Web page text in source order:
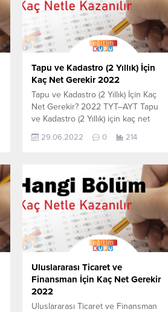
Tapu ve Kadastro (2 Yıllık) İçin
Kaç Net Gerekir 2022
Tapu ve Kadastro (2 Yıllık) İçin Kaç
Net Gerekir? 2022 TYT–AYT Tapu
ve Kadastro (2 Yıllık) için kaç net
yapmam gerekir sorusunun cevabını
aşağıdan öğrenebilirsiniz. Bu veriler
yerleşen öğrencilerin yapmış olduğu
netlerdir. YÖKATLAS YKS-TYT Net
Sihirbazı, YKS-TYT Net Sihirbazı.
Sayfamızdaki verilerin tamamı
YÖK tarafından yayınlanmış olan en...
29.06.2022 0 214
Uluslararası Ticaret ve
Finansman İçin Kaç Net Gerekir
2022
Uluslararası Ticaret ve Finansman